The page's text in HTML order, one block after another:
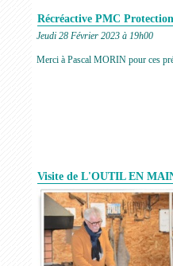
Récréactive PMC
Jeudi 28 Février 2023 à 19h00
Merci à Pascal MORIN pour ces
Visite de L'OUTIL EN